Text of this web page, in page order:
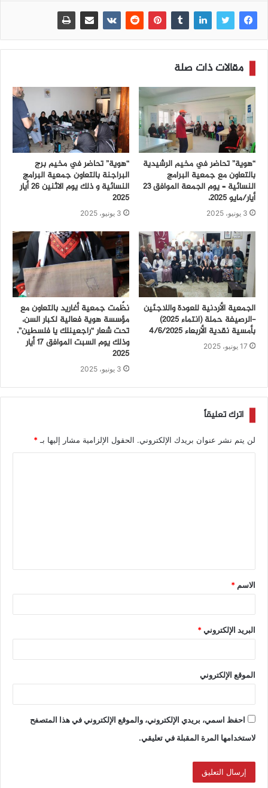
مقالات ذات صلة
“هوية” تحاضر في مخيم الرشيدية
بالتعاون مع جمعية البرامج
النسائية – يوم الجمعة الموافق 23
أيار/مايو 2025،
3 يونيو، 2025
“هوية” تحاضر في مخيم برج
البراجنة بالتعاون جمعية البرامج
النسائية و ذلك يوم الاثنين 26 أيار
2025
3 يونيو، 2025
الجمعية الأردنية للعودة واللاجئين
-الرصيفة حملة (انتماء ٢٠٢٥)
بأمسية نقدية الأربعاء ٤/٦/٢٠٢٥
17 يونيو، 2025
نظّمت جمعية أغاريد بالتعاون مع
مؤسسة هوية فعالية لكبار السن،
تحت شعار “راجعينلك يا فلسطين”،
وذلك يوم السبت الموافق 17 أيار
2025
3 يونيو، 2025
اترك تعليقاً
لن يتم نشر عنوان بريدك الإلكتروني. الحقول الإلزامية مشار إليها بـ *
الاسم *
البريد الإلكتروني*
الموقع الإلكتروني
احفظ اسمي، بريدي الإلكتروني، والموقع الإلكتروني في هذا المتصفح
لاستخدامها المرة المقبلة في تعليقي.